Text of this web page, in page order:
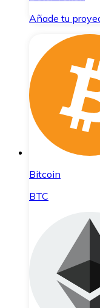
Añade tu
Bitcoin
BTC